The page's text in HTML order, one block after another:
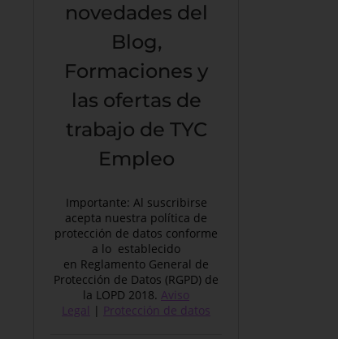
novedades del
Blog,
Formaciones y
las ofertas de
trabajo de TYC
Empleo
Importante: Al suscribirse
acepta nuestra política de
protección de datos conforme
a lo establecido
en Reglamento General de
Protección de Datos (RGPD) de
la LOPD 2018. Aviso
Legal | Protección de datos